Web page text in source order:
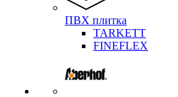
ПВХ плитка
TARKETT
FINEFLEX